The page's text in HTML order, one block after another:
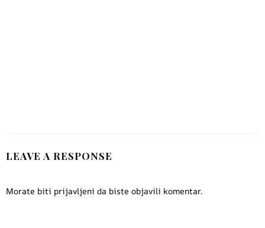
LEAVE A RESPONSE
Morate biti prijavljeni da biste objavili komentar.